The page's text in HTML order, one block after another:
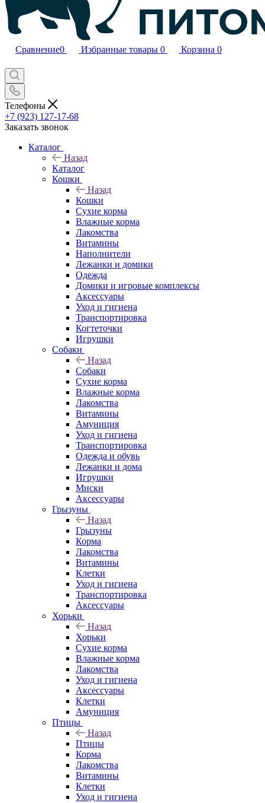
Сравнение0 Избранные товары 0 Корзина 0
Телефоны
+7 (923) 127-17-68
Заказать звонок
Каталог
Назад
Каталог
Кошки
Назад
Кошки
Сухие корма
Влажные корма
Лакомства
Витамины
Наполнители
Лежанки и домики
Одежда
Домики и игровые комплексы
Аксессуары
Уход и гигиена
Транспортировка
Когтеточки
Игрушки
Собаки
Назад
Собаки
Сухие корма
Влажные корма
Лакомства
Витамины
Амуниция
Уход и гигиена
Транспортировка
Одежда и обувь
Лежанки и дома
Игрушки
Миски
Аксессуары
Грызуны
Назад
Грызуны
Корма
Лакомства
Витамины
Клетки
Уход и гигиена
Транспортировка
Аксессуары
Хорьки
Назад
Хорьки
Сухие корма
Влажные корма
Лакомства
Уход и гигиена
Аксессуары
Клетки
Амуниция
Птицы
Назад
Птицы
Корма
Лакомства
Витамины
Клетки
Уход и гигиена